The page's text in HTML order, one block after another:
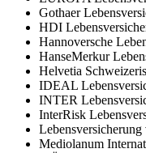
Gothaer
HDI
Hannoversche
HanseMerkur
Helvetia
IDEAL
INTER
InterRisk
Mediolanum